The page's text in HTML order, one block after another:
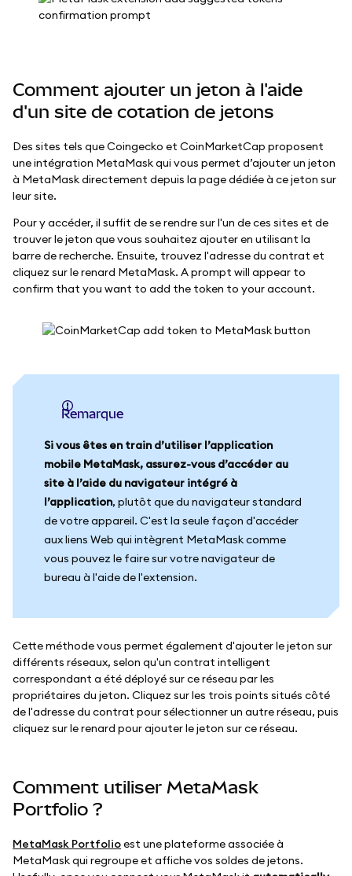
Comment ajouter un jeton à l'aide
d'un site de cotation de jetons
Des sites tels que Coingecko et CoinMarketCap proposent
une intégration MetaMask qui vous permet d’ajouter un jeton
à MetaMask directement depuis la page dédiée à ce jeton sur
leur site.
Pour y accéder, il suffit de se rendre sur l'un de ces sites et de
trouver le jeton que vous souhaitez ajouter en utilisant la
barre de recherche. Ensuite, trouvez l'adresse du contrat et
cliquez sur le renard MetaMask. A prompt will appear to
confirm that you want to add the token to your account.
Remarque
Si vous êtes en train d’utiliser l’application
mobile MetaMask, assurez-vous d’accéder au
site à l’aide du navigateur intégré à
l’application, plutôt que du navigateur standard
de votre appareil. C'est la seule façon d'accéder
aux liens Web qui intègrent MetaMask comme
vous pouvez le faire sur votre navigateur de
bureau à l'aide de l'extension.
Cette méthode vous permet également d'ajouter le jeton sur
différents réseaux, selon qu'un contrat intelligent
correspondant a été déployé sur ce réseau par les
propriétaires du jeton. Cliquez sur les trois points situés côté
de l'adresse du contrat pour sélectionner un autre réseau, puis
cliquez sur le renard pour ajouter le jeton sur ce réseau.
Comment utiliser MetaMask
Portfolio ?
MetaMask Portfolioest une plateforme associée à
MetaMask qui regroupe et affiche vos soldes de jetons.